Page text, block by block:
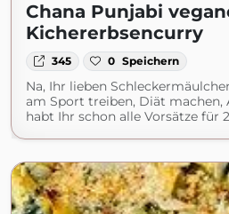
Chana Punjabi
Kichererbsencurry
345 0 Speichern
Na, Ihr lieben
am Sport treiben, Diät machen,
habt Ihr schon alle Vorsätze für